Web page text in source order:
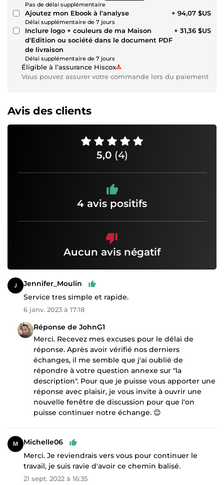
Pas de délai supplémentaire
Ajoutez mon Ebook à l'analyse
Délai supplémentaire de 7 jours
+ 94,07 $US
Inclure logo + couleurs de ma Maison
d'Edition ou société dans le document PDF
de livraison
Délai supplémentaire de 7 jours
+ 31,36 $US
Éligible à l’assurance Hiscox
Vous pouvez assurer votre commande lors du paiement
Avis des clients
5,0 (4)
4 avis positifs
Aucun avis négatif
Jennifer_Moulin
Service tres simple et rapide.
6 janv. 2023 à 17:18
Réponse de JohnG1
Merci. Recevez mes excuses pour le délai de
réponse. Après avoir vérifié nos derniers
échanges, il me semble que j'ai oublié de
répondre à votre question annexe sur "la
description". Pour que je puisse vous apporter une
réponse avec plaisir, je vous invite à ouvrir une
nouvelle fenêtre de discussion pour que l'on
puisse continuer notre échange. 😊
Michelle06
Merci. Je reviendrais vers vous pour continuer le
travail, je suis ravie d'avoir ce chemin balisé.
21 sept. 2022 à 16:35